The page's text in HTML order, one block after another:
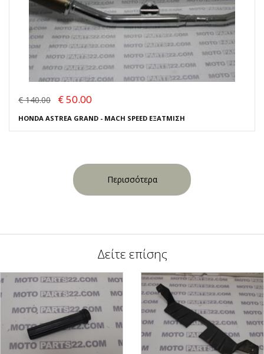
€ 140.00 € 50.00
HONDA ASTREA GRAND - MACH SPEED ΕΞΑΤΜΙΣΗ
Περισσότερα
Δείτε επίσης